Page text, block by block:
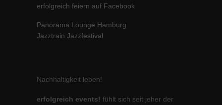
erfolgreich feiern auf Facebook
Panorama Lounge Hamburg
Jazztrain Jazzfestival
Nachhaltigkeit leben!
erfolgreich events! fühlt sich seit jeher der